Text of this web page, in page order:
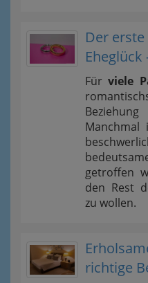
Der
Fürviele
getroffen
den Rest
zu wollen.
richtige